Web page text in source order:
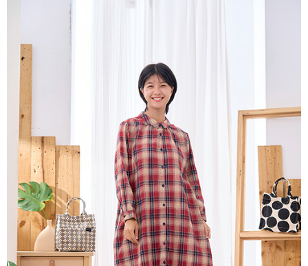
５．嚴禁一人註冊多個帳號或使用他人資訊註冊。若發現惡意使用之情形，
恩沛科技股份有限公司將有權停止該用戶之使用額度並採取法律行動。